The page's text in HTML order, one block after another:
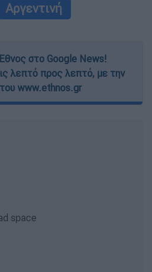
Αργεντινή
στο Google News!
λεπτό προς λεπτό, με την
www.ethnos.gr